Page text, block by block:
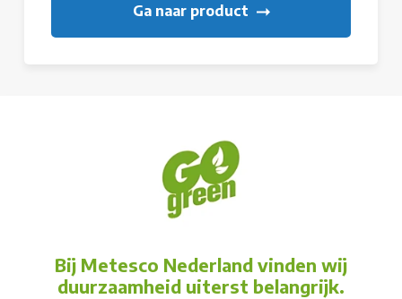
Ga naar product
Bij Metesco Nederland vinden wij
duurzaamheid uiterst belangrijk.